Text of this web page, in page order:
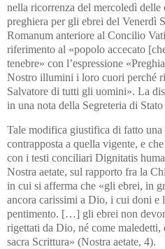
nella ricorrenza del mercoledì
preghiera per gli ebrei del Venerdì
Romanum anteriore al Concilio
riferimento al «popolo accecato
tenebre» con l’espressione
Nostro illumini i loro cuori perché
Salvatore di tutti gli uomini». La
in una nota della Segreteria di Stato
Tale modifica giustifica di fatto
contrapposta a quella vigente, e
con i testi conciliari Dignitatis
Nostra aetate, sul rapporto fra la
in cui si afferma che «gli ebrei, in
ancora carissimi a Dio, i cui doni e
pentimento. […] gli ebrei non
rigettati da Dio, né come maledetti,
sacra Scrittura» (Nostra aetate, 4).